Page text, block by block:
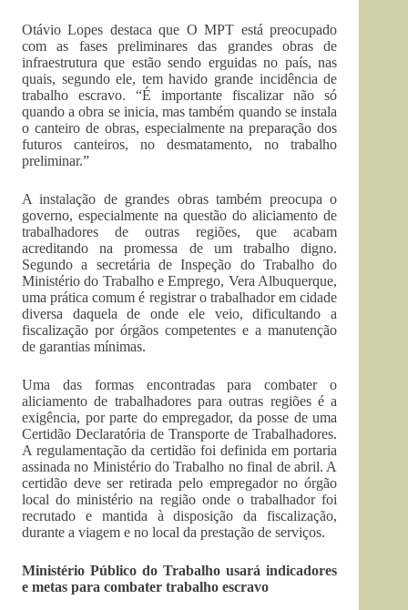
Otávio Lopes destaca que O MPT está preocupado
com as fases preliminares das grandes obras de
infraestrutura que estão sendo erguidas no país, nas
quais, segundo ele, tem havido grande incidência de
trabalho escravo. “É importante fiscalizar não só
quando a obra se inicia, mas também quando se instala
o canteiro de obras, especialmente na preparação dos
futuros canteiros, no desmatamento, no trabalho
preliminar.”
A instalação de grandes obras também preocupa o
governo, especialmente na questão do aliciamento de
trabalhadores de outras regiões, que acabam
acreditando na promessa de um trabalho digno.
Segundo a secretária de Inspeção do Trabalho do
Ministério do Trabalho e Emprego, Vera Albuquerque,
uma prática comum é registrar o trabalhador em cidade
diversa daquela de onde ele veio, dificultando a
fiscalização por órgãos competentes e a manutenção
de garantias mínimas.
Uma das formas encontradas para combater o
aliciamento de trabalhadores para outras regiões é a
exigência, por parte do empregador, da posse de uma
Certidão Declaratória de Transporte de Trabalhadores.
A regulamentação da certidão foi definida em portaria
assinada no Ministério do Trabalho no final de abril. A
certidão deve ser retirada pelo empregador no órgão
local do ministério na região onde o trabalhador foi
recrutado e mantida à disposição da fiscalização,
durante a viagem e no local da prestação de serviços.
Ministério Público do Trabalho usará indicadores
e metas para combater trabalho escravo